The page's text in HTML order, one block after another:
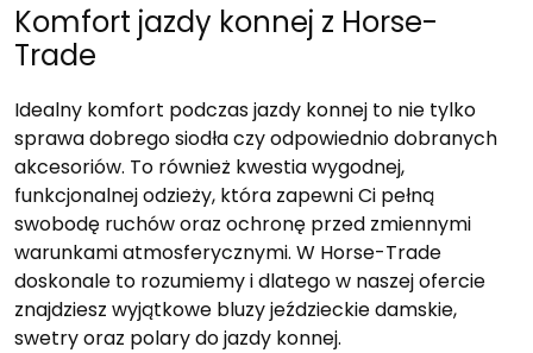
Komfort jazdy konnej z Horse-
Trade
Idealny komfort podczas jazdy konnej to nie tylko
sprawa dobrego siodła czy odpowiednio dobranych
akcesoriów. To również kwestia wygodnej,
funkcjonalnej odzieży, która zapewni Ci pełną
swobodę ruchów oraz ochronę przed zmiennymi
warunkami atmosferycznymi. W Horse-Trade
doskonale to rozumiemy i dlatego w naszej ofercie
znajdziesz wyjątkowe bluzy jeździeckie damskie,
swetry oraz polary do jazdy konnej.